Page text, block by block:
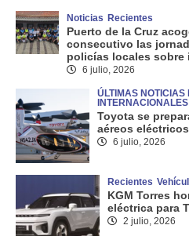
Noticias Recientes
Puerto de la Cruz
consecutivo las
policías locales
6 julio, 2026
ÚLTIMAS
INTERNACIONALES
Toyota se
aéreos
6 julio, 2026
Recientes
KGM Torres
eléctrica para
2 julio, 2026